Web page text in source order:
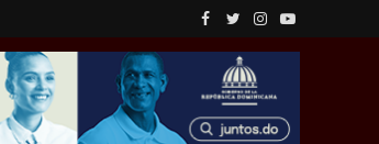
Facebook
TwitterInstagram
YouTube